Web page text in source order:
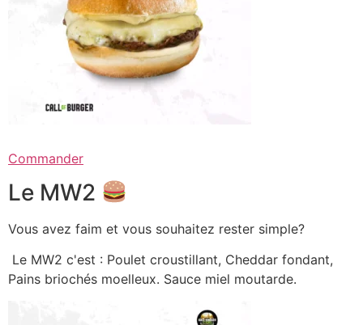
Commander
Le MW2
Vous avez faim et vous souhaitez rester simple?
Le MW2 c'est : Poulet croustillant, Cheddar fondant,
Pains briochés moelleux. Sauce miel moutarde.